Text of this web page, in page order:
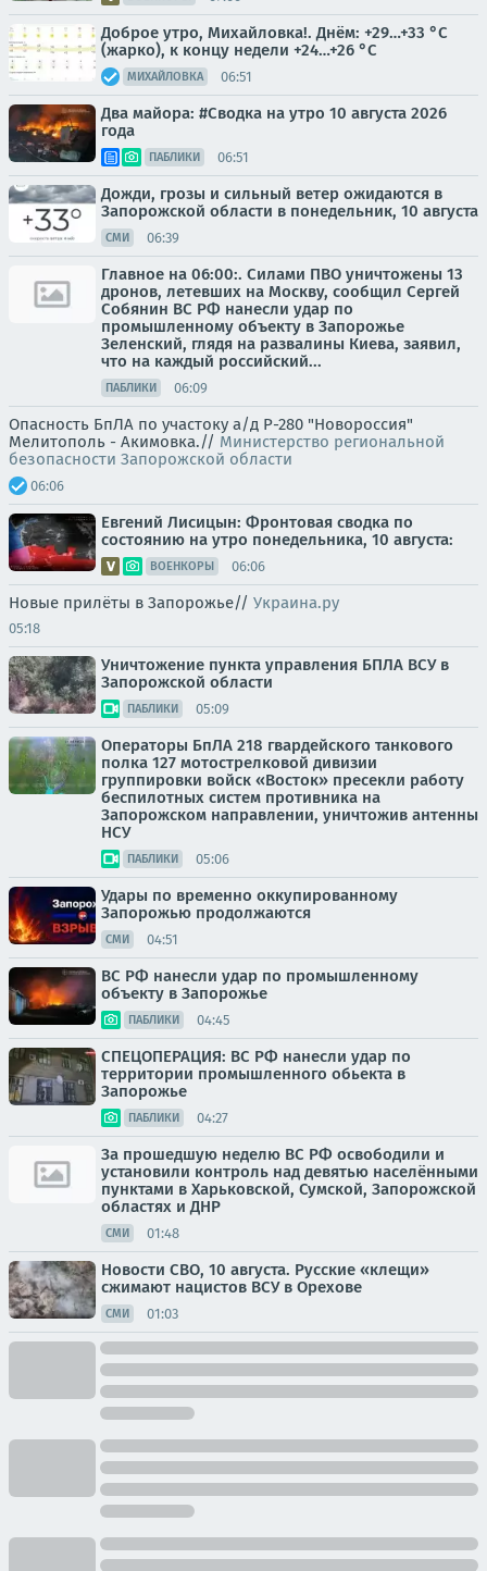
Доброе утро, Михайловка!. Днём: +29…+33 °C
(жарко), к концу недели +24…+26 °C
МИХАЙЛОВКА 06:51
Два майора: #Сводка на утро 10 августа 2026
года
ПАБЛИКИ 06:51
Дожди, грозы и сильный ветер ожидаются в
Запорожской области в понедельник, 10 августа
СМИ 06:39
Главное на 06:00:. Силами ПВО уничтожены 13
дронов, летевших на Москву, сообщил Сергей
Собянин ВС РФ нанесли удар по
промышленному объекту в Запорожье
Зеленский, глядя на развалины Киева, заявил,
что на каждый российский...
ПАБЛИКИ 06:09
Опасность БпЛА по участоку а/д Р-280 "Новороссия"
Мелитополь - Акимовка.// Министерство региональной
безопасности Запорожской области
06:06
Евгений Лисицын: Фронтовая сводка по
состоянию на утро понедельника, 10 августа:
ВОЕНКОРЫ 06:06
Новые прилёты в Запорожье// Украина.ру
05:18
Уничтожение пункта управления БПЛА ВСУ в
Запорожской области
ПАБЛИКИ 05:09
Операторы БпЛА 218 гвардейского танкового
полка 127 мотострелковой дивизии
группировки войск «Восток» пресекли работу
беспилотных систем противника на
Запорожском направлении, уничтожив антенны
НСУ
ПАБЛИКИ 05:06
Удары по временно оккупированному
Запорожью продолжаются
СМИ 04:51
ВС РФ нанесли удар по промышленному
объекту в Запорожье
ПАБЛИКИ 04:45
СПЕЦОПЕРАЦИЯ: ВС РФ нанесли удар по
территории промышленного обьекта в
Запорожье
ПАБЛИКИ 04:27
За прошедшую неделю ВС РФ освободили и
установили контроль над девятью населёнными
пунктами в Харьковской, Сумской, Запорожской
областях и ДНР
СМИ 01:48
Новости СВО, 10 августа. Русские «клещи»
сжимают нацистов ВСУ в Орехове
СМИ 01:03